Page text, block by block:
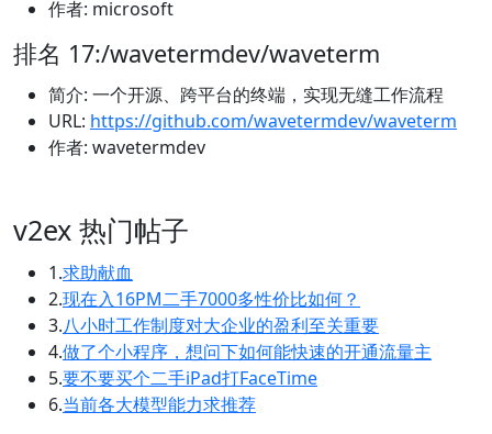
作者: microsoft
排名 17:/wavetermdev/waveterm
简介: 一个开源、跨平台的终端，实现无缝工作流程
URL: https://github.com/wavetermdev/waveterm
作者: wavetermdev
v2ex 热门帖子
1.求助献血
2.现在入16PM二手7000多性价比如何？
3.八小时工作制度对大企业的盈利至关重要
4.做了个小程序，想问下如何能快速的开通流量主
5.要不要买个二手iPad打FaceTime
6.当前各大模型能力求推荐